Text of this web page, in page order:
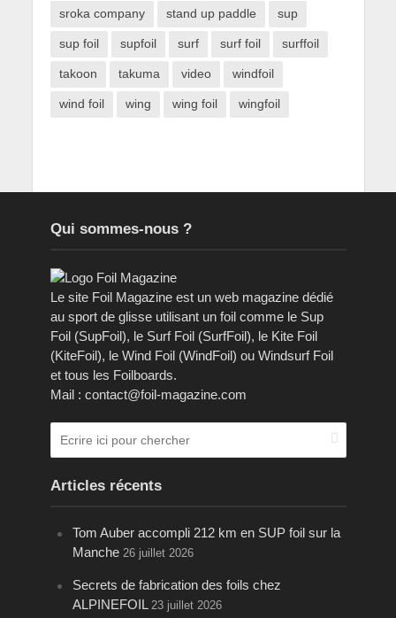
sroka company stand up paddle sup
sup foil supfoil surf surf foil surffoil
takoon takuma video windfoil
wind foil wing wing foil wingfoil
Qui sommes-nous ?
Le site Foil Magazine est un web magazine dédié
au sport de glisse utilisant un foil comme le Sup
Foil (SupFoil), le Surf Foil (SurfFoil), le Kite Foil
(KiteFoil), le Wind Foil (WindFoil) ou Windsurf Foil
et tous les Foilboards.
Mail : contact@foil-magazine.com
Articles récents
Tom Auber accompli 212 km en SUP foil sur la
Manche 26 juillet 2026
Secrets de fabrication des foils chez
ALPINEFOIL 23 juillet 2026